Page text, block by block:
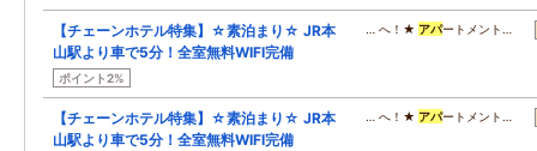
【チェーンホテル特集】☆素泊まり☆ JR本
山駅より車で5分！全室無料WIFI完備
ポイント2%
… へ！★ アパートメント…
【チェーンホテル特集】☆素泊まり☆ JR本
山駅より車で5分！全室無料WIFI完備
… へ！★ アパートメント…